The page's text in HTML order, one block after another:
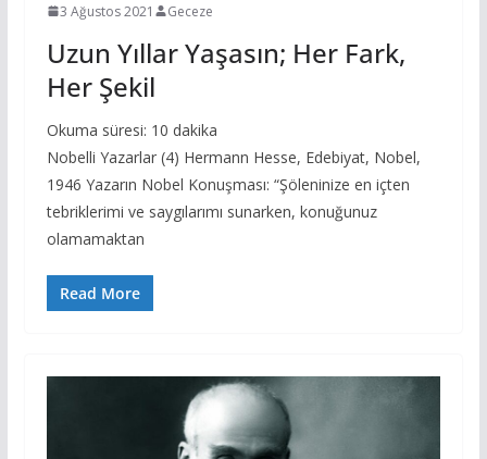
3 Ağustos 2021 Geceze
Uzun Yıllar Yaşasın; Her Fark,
Her Şekil
Okuma süresi: 10 dakika
Nobelli Yazarlar (4) Hermann Hesse, Edebiyat, Nobel,
1946 Yazarın Nobel Konuşması: “Şöleninize en içten
tebriklerimi ve saygılarımı sunarken, konuğunuz
olamamaktan
Read More